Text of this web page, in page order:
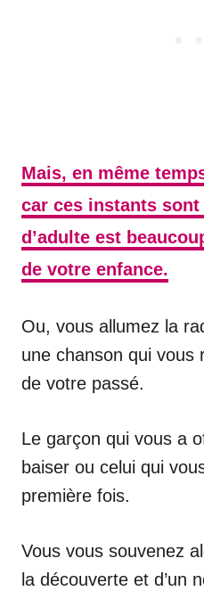
Mais, en même
car ces instants
d’adulte est
de votre enfance.
Ou, vous allumez la
une chanson qui vous
de votre passé.
Le garçon qui vous a
baiser ou celui qui
première fois.
Vous vous souvenez
la découverte et d’un